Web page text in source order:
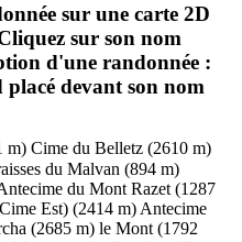
sur une carte 2D
sur son nom
d'une randonnée :
devant son nom
m) Cime du Belletz (2610 m)
du Malvan (894 m)
du Mont Razet (1287
Est) (2414 m) Antecime
(2685 m) le Mont (1792